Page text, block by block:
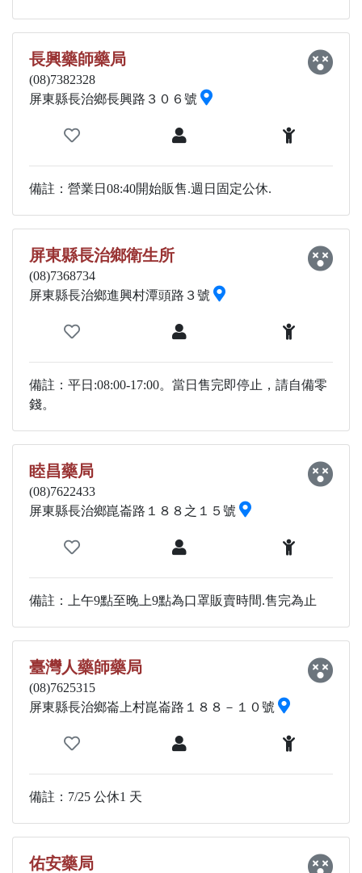
長興藥師藥局
(08)7382328
屏東縣長治鄉長興路３０６號
備註：營業日08:40開始販售.週日固定公休.
屏東縣長治鄉衛生所
(08)7368734
屏東縣長治鄉進興村潭頭路３號
備註：平日:08:00-17:00。當日售完即停止，請自備零
錢。
睦昌藥局
(08)7622433
屏東縣長治鄉崑崙路１８８之１５號
備註：上午9點至晚上9點為口罩販賣時間.售完為止
臺灣人藥師藥局
(08)7625315
屏東縣長治鄉崙上村崑崙路１８８－１０號
備註：7/25 公休1 天
佑安藥局